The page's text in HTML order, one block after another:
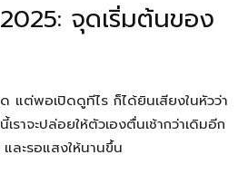
จุดเริ่มต้นของ
ต่พอเปิดดูทีไร ก็ได้ยินเสียงในหัวว่า
ราจะปล่อยให้ตัวเองตื่นเช้ากว่าเดิมอีก
ะรอแสงให้นานขึ้น